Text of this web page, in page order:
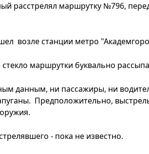
расстрелял маршрутку №796,
возле станции метро
маршрутки буквально
данным, ни пассажиры, ни
Предположительно,
- пока не известно.